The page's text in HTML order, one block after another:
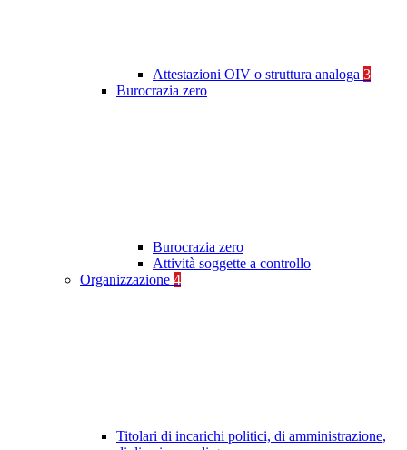
Attestazioni OIV o struttura analoga 3
Burocrazia zero
Burocrazia zero
Attività soggette a controllo
Organizzazione 4
Titolari di incarichi politici, di amministrazione,